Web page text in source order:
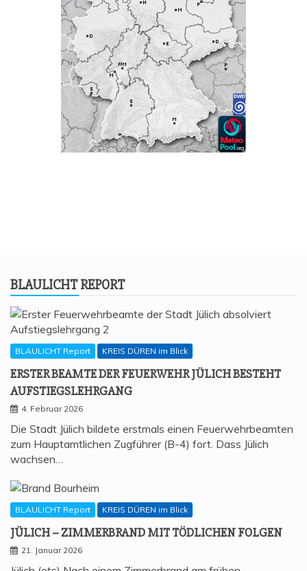
BLAU­LICHT REPORT
BLAULICHT Report KREIS DÜREN im Blick
ERS­TER BEAM­TE DER FEU­ER­WEHR JÜLICH BESTEHT
AUFSTIEGSLEHRGANG
4. Februar 2026
Die Stadt Jülich bildete erstmals einen Feuerwehrbeamten
zum Hauptamtlichen Zugführer (B-4) fort. Dass Jülich
wachsen…
BLAULICHT Report KREIS DÜREN im Blick
JÜLICH – ZIM­MER­BRAND MIT TÖD­LI­CHEN FOLGEN
21. Januar 2026